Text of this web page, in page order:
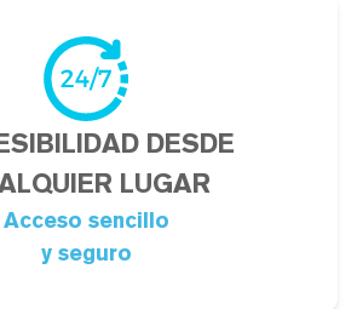
DESDE
LUGAR
Acceso sencillo
y seguro